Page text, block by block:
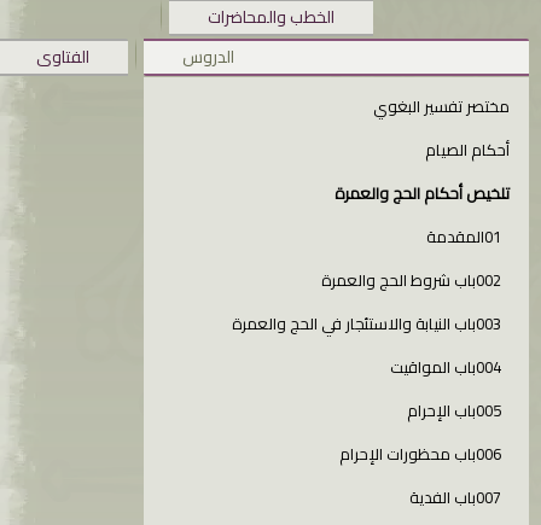
الخطب والمحاضرات
الدروس
مختصر تفسير البغوي
أحكام الصيام
تلخيص أحكام الحج والعمرة
01المقدمة
002باب شروط الحج والعمرة
003باب النيابة والاستئجار في الحج والعمرة
004باب المواقيت
005باب الإحرام
006باب محظورات الإحرام
007باب الفدية
الفتاوى